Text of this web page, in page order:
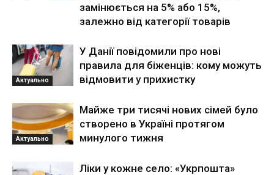
замінюється на 5% або 15%,
залежно від категорії товарів
Актуально
У Данії повідомили про нові
правила для біженців: кому можуть
відмовити у прихистку
Актуально
Майже три тисячі нових сімей було
створено в Україні протягом
минулого тижня
Ліки у кожне село: «Укрпошта»